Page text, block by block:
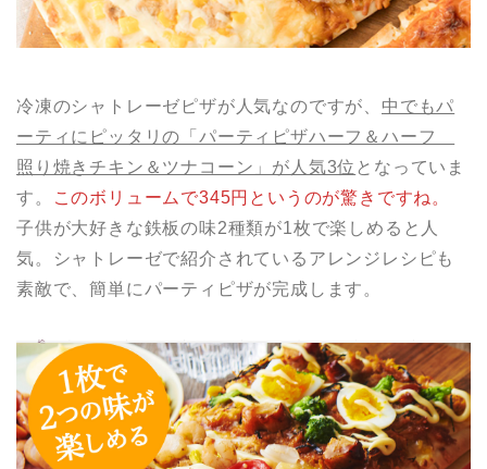
冷凍のシャトレーゼピザが人気なのですが、 中でもパ
ーティにピッタリの「パーティピザハーフ＆ハーフ
照り焼きチキン＆ツナコーン」が人気3位 となっていま
す。
このボリュームで345円というのが驚きですね。
子供が大好きな鉄板の味2種類が1枚で楽しめると人
気。シャトレーゼで紹介されているアレンジレシピも
素敵で、簡単にパーティピザが完成します。